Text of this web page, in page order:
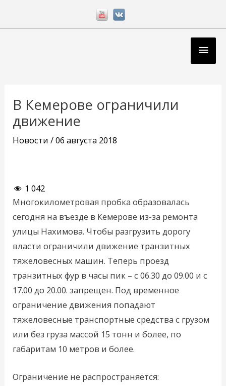
В Кемерове ограничили
движение
Новости /06 августа 2018
1 042
Многокилометровая пробка образовалась
сегодня на въезде в Кемерове из-за ремонта
улицы Нахимова. Чтобы разгрузить дорогу
власти ограничили движение транзитных
тяжеловесных машин. Теперь проезд
транзитных фур в часы пик – с 06.30 до 09.00 и с
17.00 до 20.00. запрещен. Под временное
ограничение движения попадают
тяжеловесные транспортные средства с грузом
или без груза массой 15 тонн и более, по
габаритам 10 метров и более.
Ограничение не распространяется:
записям